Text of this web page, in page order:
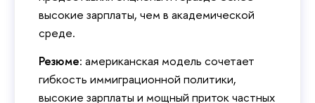
высокие зарплаты, чем в академической
среде.
Резюме: американская модель сочетает
гибкость иммиграционной политики,
высокие зарплаты и мощный приток частных